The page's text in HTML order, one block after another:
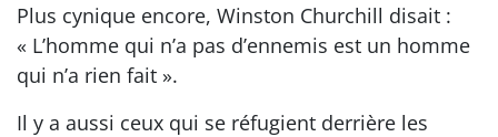
Plus cynique encore, Winston Churchill disait :
« L’homme qui n’a pas d’ennemis est un homme
qui n’a rien fait ».
Il y a aussi ceux qui se réfugient derrière les